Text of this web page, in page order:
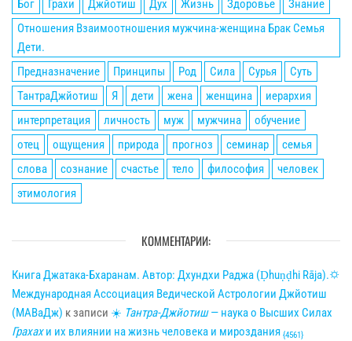
Бог
Грахи Джйотиш Дух Жизнь Здоровье
Знание
Отношения Взаимоотношения мужчина-женщина Брак Семья
Дети.
Предназначение
Принципы Род Сила Сурья
Суть
ТантраДжйотиш
Я дети жена женщина
иерархия
интерпретация
личность муж мужчина
обучение
отец
ощущения природа прогноз семинар
семья
слова
сознание счастье тело философия
человек
этимология
КОММЕНТАРИИ:
Книга Джатака-Бхаранам. Автор: Дхундхи Раджа (Ḍhuṇḍhi Rāja).🌣
Международная Ассоциация Ведической Астрологии Джйотиш
(МАВаДж) к записи ☀ Тантра-Джйотиш— наука о Высших Силах
Грахахи их влиянии на жизнь человека и мироздания {4561}